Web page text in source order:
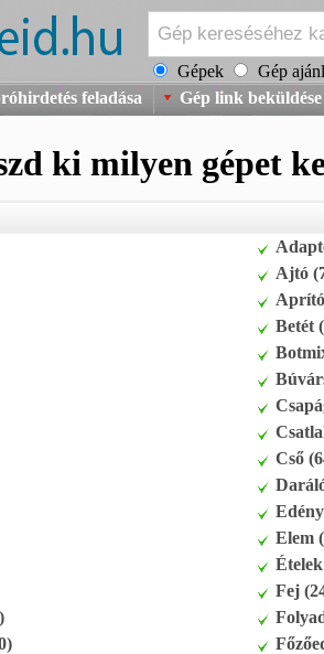
Gépek
Gép
feladása Gép link beküldése
ki milyen gépet
Ajtó
Betét
Cső
Elem
Fej